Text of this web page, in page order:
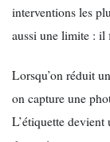
interventions les
aussi une limite : il
Lorsqu’on réduit
on capture une
L’étiquette